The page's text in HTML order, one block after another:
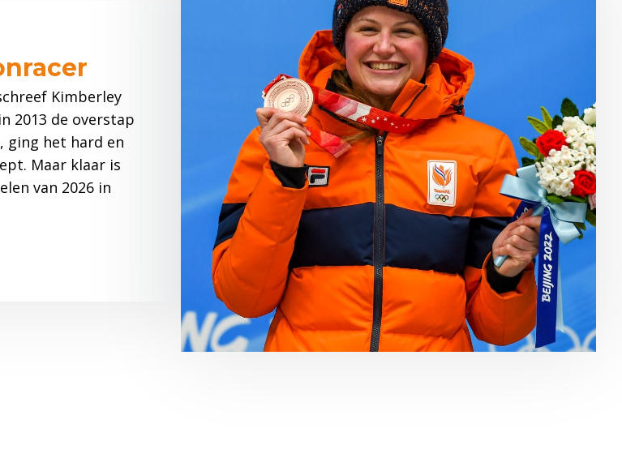
Kimberley
2013 de overstap
ging het hard en
Maar klaar is
van 2026 in